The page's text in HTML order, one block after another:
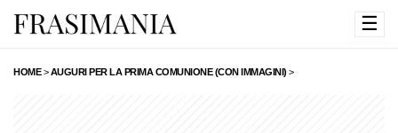
☰
HOME>AUGURI PER LA PRIMA COMUNIONE (CON IMMAGINI) >